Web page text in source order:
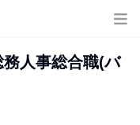
人事総合職(バ